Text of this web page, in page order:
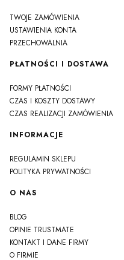
TWOJE ZAMÓWIENIA
USTAWIENIA KONTA
PRZECHOWALNIA
PŁATNOŚCI I DOSTAWA
FORMY PŁATNOŚCI
CZAS I KOSZTY DOSTAWY
CZAS REALIZACJI ZAMÓWIENIA
INFORMACJE
REGULAMIN SKLEPU
POLITYKA PRYWATNOŚCI
O NAS
BLOG
OPINIE TRUSTMATE
KONTAKT I DANE FIRMY
O FIRMIE